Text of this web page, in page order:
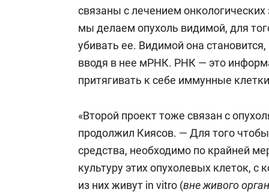
связаны с лечением
мы делаем опухоль видимой, для
убивать ее. Видимой она
вводя в нее мРНК. РНК — это
притягивать к себе иммунные
«Второй проект тоже связан с
продолжил Киясов. — Для того
средства, необходимо по крайней
культуру этих опухолевых клеток,
из них живут in vitro (вне живого